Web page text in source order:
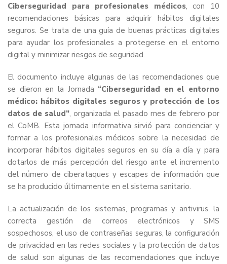
Ciberseguridad para profesionales médicos, con 10
recomendaciones básicas para adquirir hábitos digitales
seguros. Se trata de una guía de buenas prácticas digitales
para ayudar los profesionales a protegerse en el entorno
digital y minimizar riesgos de seguridad.
El documento incluye algunas de las recomendaciones que
se dieron en la Jornada “Ciberseguridad en el entorno
médico: hábitos digitales seguros y protección de los
datos de salud”, organizada el pasado mes de febrero por
el CoMB. Esta jornada informativa sirvió para concienciar y
formar a los profesionales médicos sobre la necesidad de
incorporar hábitos digitales seguros en su día a día y para
dotarlos de más percepción del riesgo ante el incremento
del número de ciberataques y escapes de información que
se ha producido últimamente en el sistema sanitario.
La actualización de los sistemas, programas y antivirus, la
correcta gestión de correos electrónicos y SMS
sospechosos, el uso de contraseñas seguras, la configuración
de privacidad en las redes sociales y la protección de datos
de salud son algunas de las recomendaciones que incluye